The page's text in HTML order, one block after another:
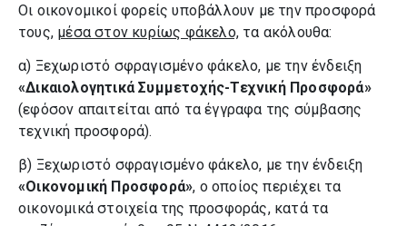
Οι οικονομικοί φορείς υποβάλλουν με την προσφορά
τους, μέσα στον κυρίως φάκελο, τα ακόλουθα:
α) Ξεχωριστό σφραγισμένο φάκελο, με την ένδειξη
«Δικαιολογητικά Συμμετοχής-Τεχνική Προσφορά»
(εφόσον απαιτείται από τα έγγραφα της σύμβασης
τεχνική προσφορά).
β) Ξεχωριστό σφραγισμένο φάκελο, με την ένδειξη
«Οικονομική Προσφορά», ο οποίος περιέχει τα
οικονομικά στοιχεία της προσφοράς, κατά τα